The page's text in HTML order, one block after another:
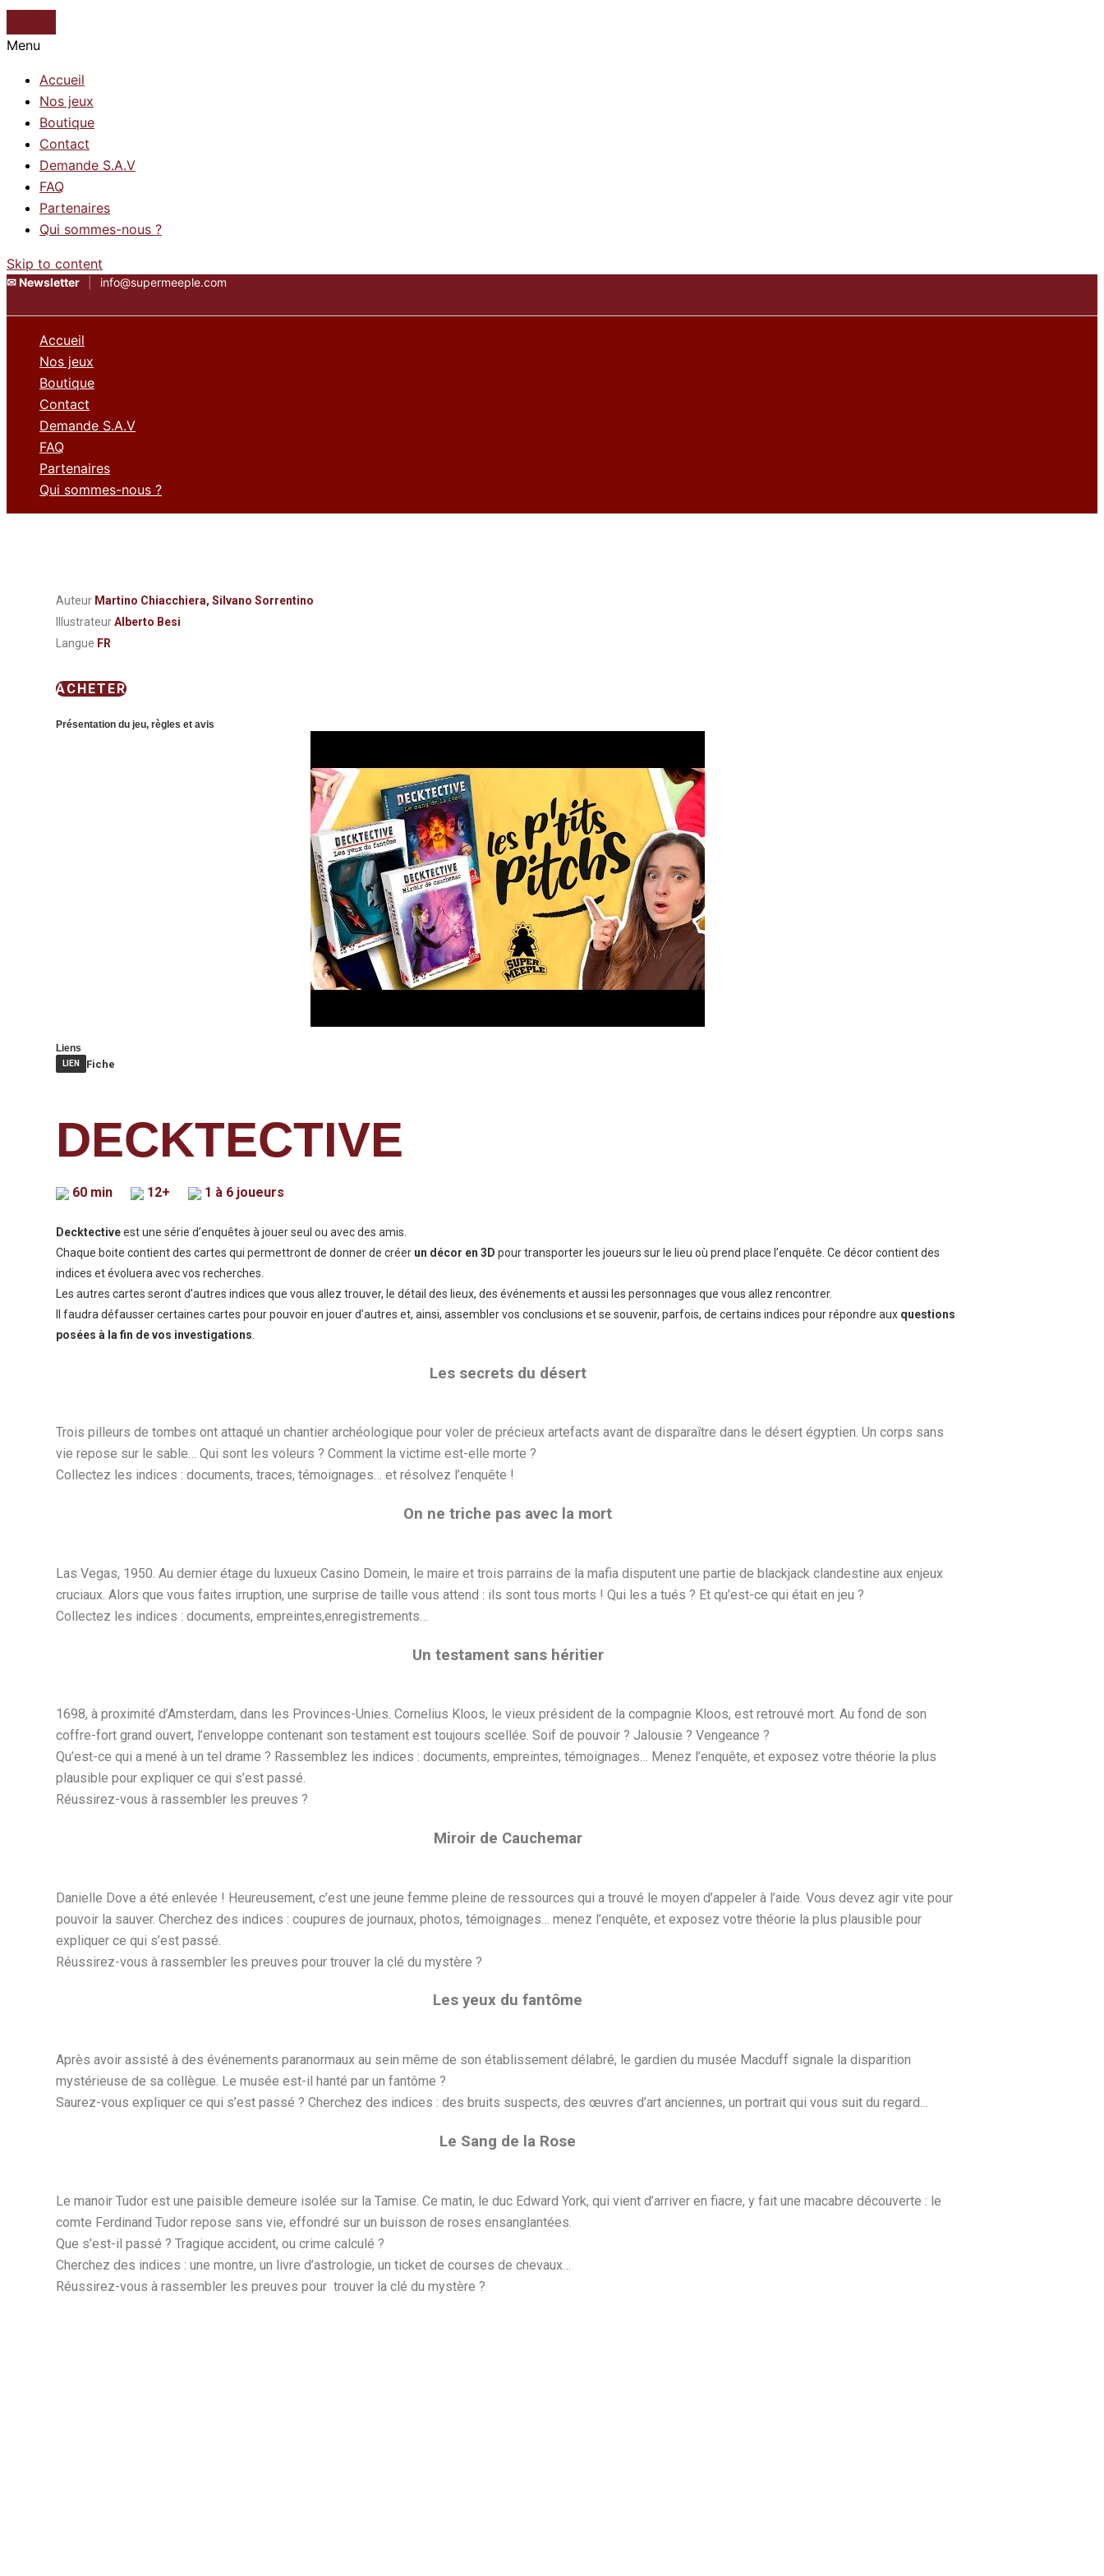
Menu
Accueil
Nos jeux
Boutique
Contact
Demande S.A.V
FAQ
Partenaires
Qui sommes-nous ?
Skip to content
✉Newsletter info@supermeeple.com
Accueil
Nos jeux
Boutique
Contact
Demande S.A.V
FAQ
Partenaires
Qui sommes-nous ?
Auteur Martino Chiacchiera, Silvano Sorrentino
IllustrateurAlberto Besi
Langue FR
ACHETER
Présentation du jeu, règles et avis
Liens
LIEN Fiche
DECKTECTIVE
60 min 12+ 1 à 6 joueurs
Decktectiveest une série d’enquêtes à jouer seul ou avec des amis.
Chaque boite contient des cartes qui permettront de donner de créer un décor en 3D pour transporter les joueurs sur le lieu où prend place l’enquête. Ce décor contient des
indices et évoluera avec vos recherches.
Les autres cartes seront d’autres indices que vous allez trouver, le détail des lieux, des événements et aussi les personnages que vous allez rencontrer.
Il faudra défausser certaines cartes pour pouvoir en jouer d’autres et, ainsi, assembler vos conclusions et se souvenir, parfois, de certains indices pour répondre aux questions
posées à la fin de vos investigations
Les secrets du désert
Trois pilleurs de tombes ont attaqué un chantier archéologique pour voler de précieux artefacts avant de disparaître dans le désert égyptien. Un corps sans
vie repose sur le sable… Qui sont les voleurs ? Comment la victime est-elle morte ?
Collectez les indices : documents, traces, témoignages… et résolvez l’enquête !
On ne triche pas avec la mort
Las Vegas, 1950. Au dernier étage du luxueux Casino Domein, le maire et trois parrains de la mafia disputent une partie de blackjack clandestine aux enjeux
cruciaux. Alors que vous faites irruption, une surprise de taille vous attend : ils sont tous morts ! Qui les a tués ? Et qu’est-ce qui était en jeu ?
Collectez les indices : documents, empreintes,enregistrements…
Un testament sans héritier
1698, à proximité d’Amsterdam, dans les Provinces-Unies. Cornelius Kloos, le vieux président de la compagnie Kloos, est retrouvé mort. Au fond de son
coffre-fort grand ouvert, l’enveloppe contenant son testament est toujours scellée. Soif de pouvoir ? Jalousie ? Vengeance ?
Qu’est-ce qui a mené à un tel drame ? Rassemblez les indices : documents, empreintes, témoignages… Menez l’enquête, et exposez votre théorie la plus
plausible pour expliquer ce qui s’est passé.
Réussirez-vous à rassembler les preuves ?
Miroir de Cauchemar
Danielle Dove a été enlevée ! Heureusement, c’est une jeune femme pleine de ressources qui a trouvé le moyen d’appeler à l’aide. Vous devez agir vite pour
pouvoir la sauver. Cherchez des indices : coupures de journaux, photos, témoignages… menez l’enquête, et exposez votre théorie la plus plausible pour
expliquer ce qui s’est passé.
Réussirez-vous à rassembler les preuves pour trouver la clé du mystère ?
Les yeux du fantôme
Après avoir assisté à des événements paranormaux au sein même de son établissement délabré, le gardien du musée Macduff signale la disparition
mystérieuse de sa collègue. Le musée est-il hanté par un fantôme ?
Saurez-vous expliquer ce qui s’est passé ? Cherchez des indices : des bruits suspects, des œuvres d’art anciennes, un portrait qui vous suit du regard…
Le Sang de la Rose
Le manoir Tudor est une paisible demeure isolée sur la Tamise. Ce matin, le duc Edward York, qui vient d’arriver en fiacre, y fait une macabre découverte : le
comte Ferdinand Tudor repose sans vie, effondré sur un buisson de roses ensanglantées.
Que s’est-il passé ? Tragique accident, ou crime calculé ?
Cherchez des indices : une montre, un livre d’astrologie, un ticket de courses de chevaux…
Réussirez-vous à rassembler les preuves pour trouver la clé du mystère ?